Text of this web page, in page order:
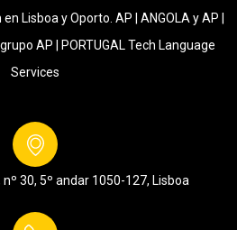
Lisboa y Oporto. AP | ANGOLA y AP |
AP | PORTUGAL Tech Language
Services
30, 5º andar 1050-127, Lisboa